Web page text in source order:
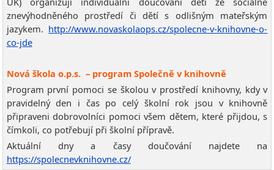
znevýhodněného prostředí či dětí s odlišným mateřským
jazykem. http://www.novaskolaops.cz/spolecne-v-knihovne-o-
co-jde
Nová škola o.p.s. – program Společně v knihovně
Program první pomoci se školou v prostředí knihovny, kdy v
pravidelný den i čas po celý školní rok jsou v knihovně
připraveni dobrovolníci pomoci všem dětem, které přijdou, s
čímkoli, co potřebují při školní přípravě.
Aktuální dny a časy doučování najdete na
https://spolecnevknihovne.cz/